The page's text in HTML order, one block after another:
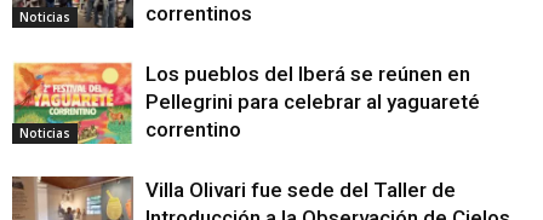
Noticias
correntinos
Noticias
Los pueblos del Iberá se reúnen en
Pellegrini para celebrar al yaguareté
correntino
Villa Olivari fue sede del Taller de